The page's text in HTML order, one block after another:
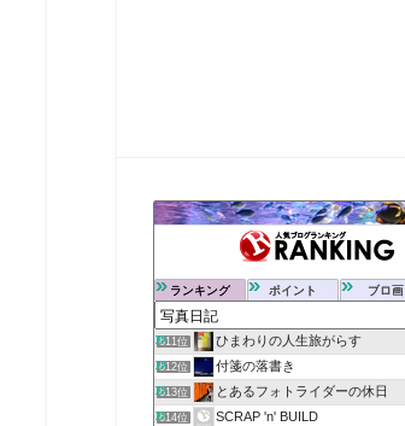
ランキング ポイント ブロ画
611位 ひまわりの人生旅がらす
612位 付箋の落書き
613位 とあるフォトライダーの休日
614位 SCRAP 'n' BUILD